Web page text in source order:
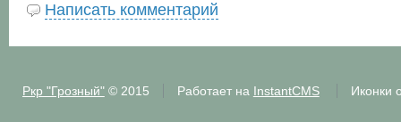
Написать комментарий
Ркр "Грозный"© 2015 Работает на InstantCMS Иконки